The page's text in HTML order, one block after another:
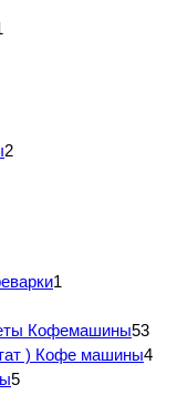
2
1
Кофемашины53
) Кофе машины4
5